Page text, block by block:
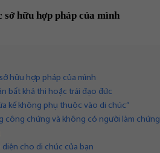
hữu hợp pháp của mình
hữu hợp pháp của mình
bất khả thi hoặc trái đạo đức
kế không phụ thuộc vào di chúc”
công chứng và không có người làm chứng
diện cho di chúc của bạn